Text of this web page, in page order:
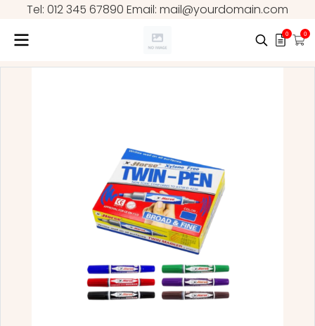
Tel: 012 345 67890 Email: mail@yourdomain.com
0 0